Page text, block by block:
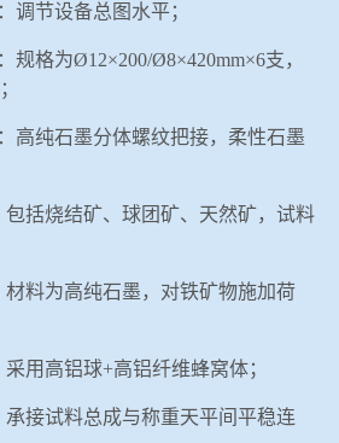
调节设备总图水平；
规格为Ø12×200/Ø8×420mm×6支，
；
高纯石墨分体螺纹把接，柔性石墨
包括烧结矿、球团矿、天然矿，试料
材料为高纯石墨，对铁矿物施加荷
采用高铝球+高铝纤维蜂窝体；
承接试料总成与称重天平间平稳连